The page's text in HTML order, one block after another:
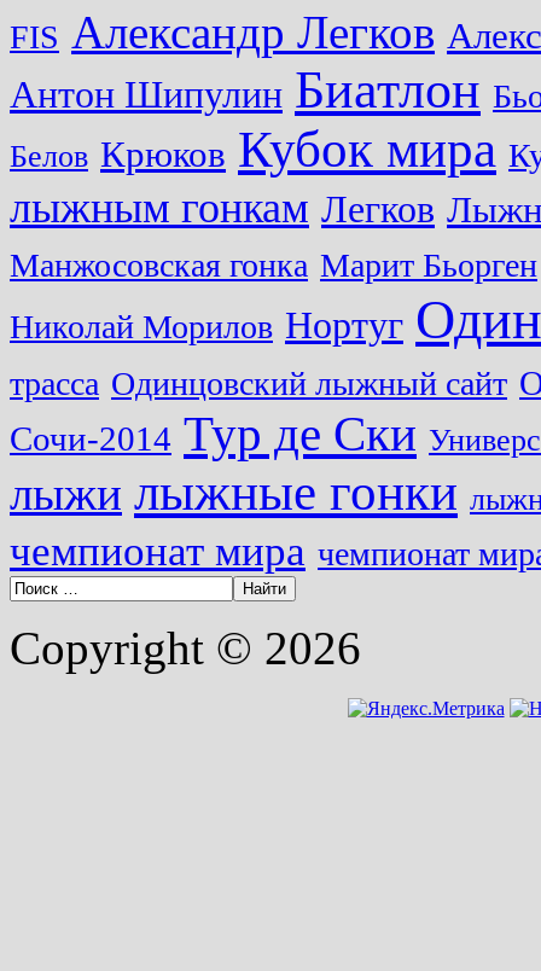
FIS Александр Легков
Антон Шипулин Биатлон
Белов Крюков Кубок мира
лыжным гонкам Легков
Манжосовская гонка Марит Бьорген
Николай Морилов Нортуг
трасса Одинцовский лыжный сайт
Сочи-2014 Тур де Ски
лыжи лыжные гонки
чемпионат мира чемпионат
Copyright © 2026